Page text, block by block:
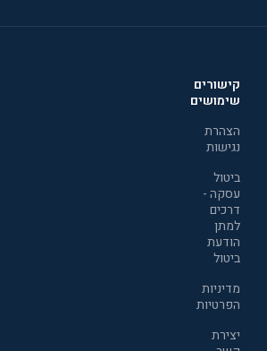
קישורים
שימושים
הצהרת
נגישות
ביטול
עסקה -
דרכים
למתן
הודעת
ביטול
מדיניות
הפרטיות
יצירת